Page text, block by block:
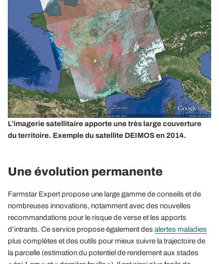
L’imagerie satellitaire apporte une très large couverture
du territoire. Exemple du satellite DEIMOS en 2014.
Une évolution permanente
Farmstar Expert propose une large gamme de conseils et de
nombreuses innovations, notamment avec des nouvelles
recommandations pour le risque de verse et les apports
d’intrants. Ce service propose également des alertes maladies
plus complètes et des outils pour mieux suivre la trajectoire de
la parcelle (estimation du potentiel de rendement aux stades